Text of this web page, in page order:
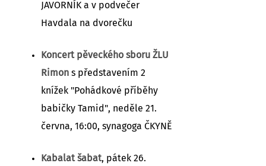
JAVORNÍK a v podvečer
Havdala na dvorečku
Koncert pěveckého sboru ŽLU
Rimon s představením 2
knížek "Pohádkové příběhy
babičky Tamid", neděle 21.
června, 16:00, synagoga ČKYNĚ
Kabalat šabat, pátek 26.